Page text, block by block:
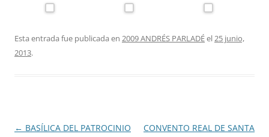
Esta entrada fue publicada en 2009 ANDRÉS PARLADÉel25 junio,
2013.
Navegación
← BASÍLICA DEL PATROCINIO
CONVENTO REAL DE SANTA